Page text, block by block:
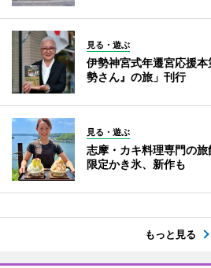
見る・遊ぶ
伊勢神宮式年遷宮応援
勢さん』の旅」刊行
見る・遊ぶ
志摩・カキ料理専門の
限定かき氷、新作も
もっと見る